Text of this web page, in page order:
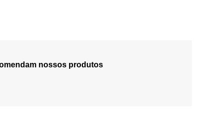
nossos produtos